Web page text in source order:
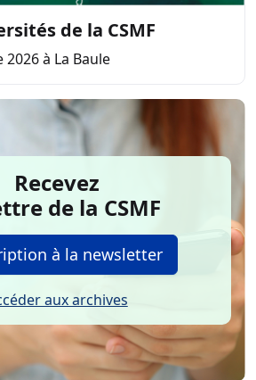
de la CSMF
à La Baule
Recevez
de la CSMF
à la newsletter
aux archives